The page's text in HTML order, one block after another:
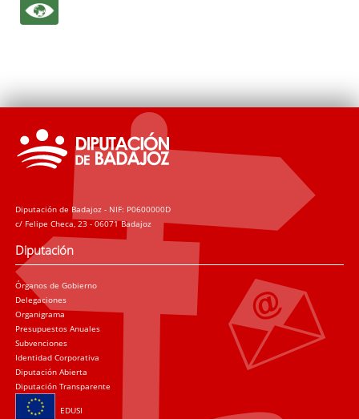
Diputación de Badajoz - NIF: P0600000D
c/ Felipe Checa, 23 - 06071 Badajoz
Diputación
Órganos de Gobierno
Delegaciones
Organigrama
Presupuestos Anuales
Subvenciones
Identidad Corporativa
Diputación Abierta
Diputación Transparente
EDUSI